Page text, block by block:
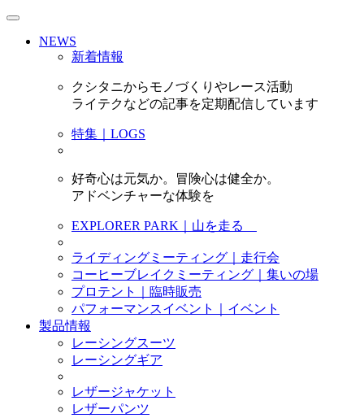
NEWS
新着情報
クシタニからモノづくりやレース活動
ライテクなどの記事を定期配信しています
特集｜LOGS
好奇心は元気か。冒険心は健全か。
アドベンチャーな体験を
EXPLORER PARK｜山を走る
ライディングミーティング｜走行会
コーヒーブレイクミーティング｜集いの場
プロテント｜臨時販売
パフォーマンスイベント｜イベント
製品情報
レーシングスーツ
レーシングギア
レザージャケット
レザーパンツ